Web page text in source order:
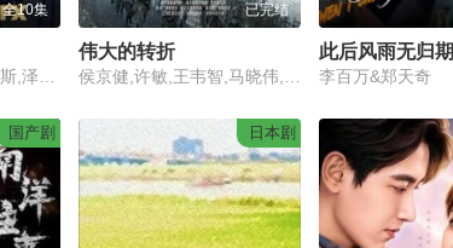
全10集 已完结
伟大的转折 此后风雨无归期
李百万&郑天奇
国产剧 日本剧